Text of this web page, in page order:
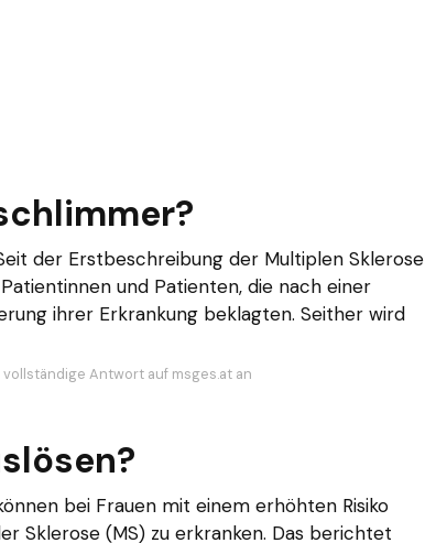
der Erstbeschreibung der Multiplen Sklerose
und Patienten, die nach einer
ihrer Erkrankung beklagten. Seither wird
Antwort auf msges.at an
bei Frauen mit einem erhöhten Risiko
Sklerose (MS) zu erkranken. Das berichtet